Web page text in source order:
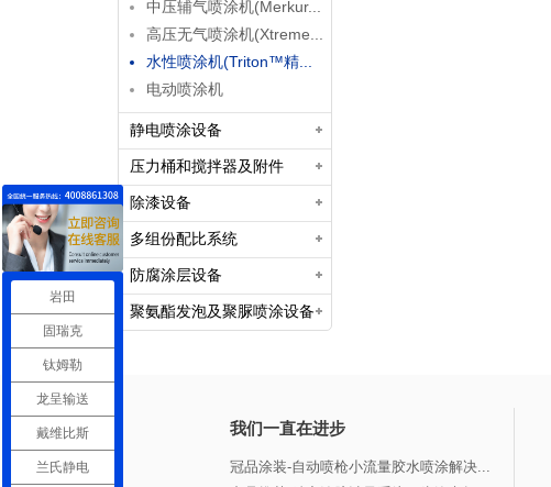
中压辅气喷涂机(Merkur...
高压无气喷涂机(Xtreme...
水性喷涂机(Triton™精...
电动喷涂机
静电喷涂设备
压力桶和搅拌器及附件
除漆设备
多组份配比系统
防腐涂层设备
聚氨酯发泡及聚脲喷涂设备
我们一直在进步
冠品涂装-自动喷枪小流量胶水喷涂解决...
岩田
固瑞克
钛姆勒
龙呈输送
戴维比斯
兰氏静电